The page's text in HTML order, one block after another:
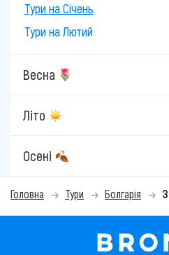
Тури на Січень
Тури на Лютий
Весна
Літо
Осені
Головна Тури Болгарія